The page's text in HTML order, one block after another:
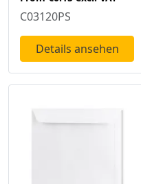
C03120PS
Details ansehen